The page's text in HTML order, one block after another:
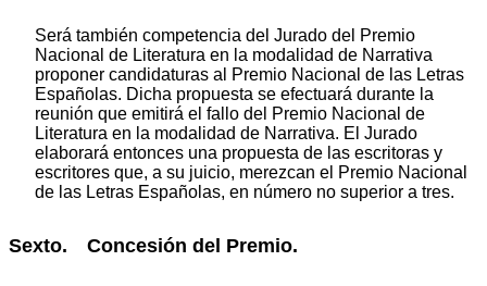
Será también competencia del Jurado del Premio
Nacional de Literatura en la modalidad de Narrativa
proponer candidaturas al Premio Nacional de las Letras
Españolas. Dicha propuesta se efectuará durante la
reunión que emitirá el fallo del Premio Nacional de
Literatura en la modalidad de Narrativa. El Jurado
elaborará entonces una propuesta de las escritoras y
escritores que, a su juicio, merezcan el Premio Nacional
de las Letras Españolas, en número no superior a tres.
Sexto. Concesión del Premio.